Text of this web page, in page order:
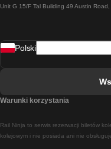
Unit G 15/F Tal Building 49 Austin
Rail Ninja to serwis rezerwacji biletów
kolejowym i nie posiada ani nie
Polski
Warunki korzystania